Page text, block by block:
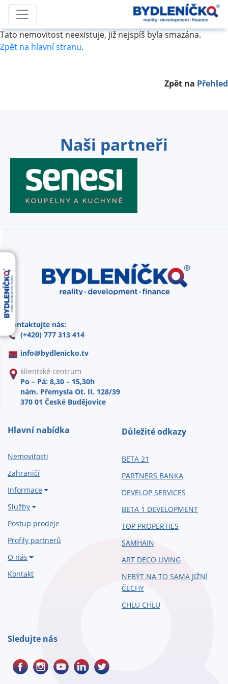
Tato nemovitost neexistuje, již nejspíš byla smazána.
Zpět na hlavní stranu.
Zpět na Přehled
Naši partneři
Kontaktujte nás:
(+420) 777 313 414
info@bydlenicko.tv
klientské centrum
Po – Pá: 8,30 – 15,30h
nám. Přemysla Ot. II. 128/39
370 01 České Budějovice
Hlavní nabídka
Nemovitosti
Zahraničí
Informace
Služby
Postup prodeje
Profily partnerů
O nás
Kontakt
Důležité odkazy
BETA 21
PARTNERS BANKA
DEVELOP SERVICES
BETA 1 DEVELOPMENT
TOP PROPERTIES
SAMHAIN
ART DECO LIVING
NEBÝT NA TO SAMA JIŽNÍ
ČECHY
CHLU CHLU
Sledujte nás